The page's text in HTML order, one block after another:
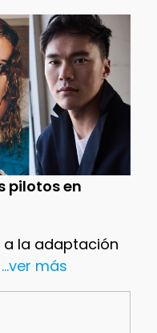
pilotos en
a la adaptación
...ver más